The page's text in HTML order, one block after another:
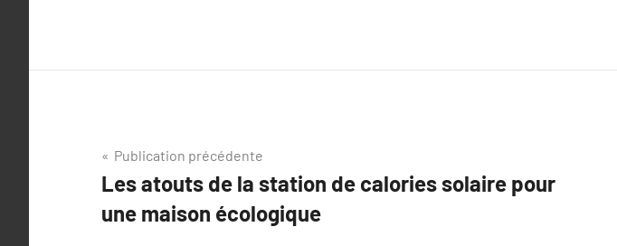
Navigation
de
l’article
Publication précédente
Les atouts de la station de calories solaire pour
une maison écologique